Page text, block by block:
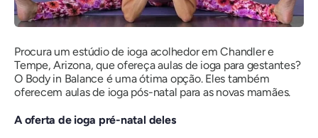
Procura um estúdio de ioga acolhedor em Chandler e
Tempe, Arizona, que ofereça aulas de ioga para gestantes?
O Body in Balance é uma ótima opção. Eles também
oferecem aulas de ioga pós-natal para as novas mamães.
A oferta de ioga pré-natal deles